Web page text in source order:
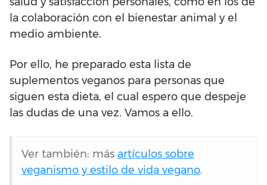
la colaboración con el bienestar animal y el
medio ambiente.
Por ello, he preparado esta lista de
suplementos veganos para personas que
siguen esta dieta, el cual espero que despeje
las dudas de una vez. Vamos a ello.
Ver también: más artículos sobre
veganismo y estilo de vida vegano.